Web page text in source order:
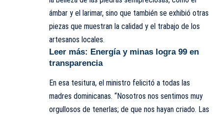
ámbar y el larimar, sino que también se exhibió otras
piezas que muestran la calidad y el trabajo de los
artesanos locales.
Leer más: Energía y minas logra 99 en
transparencia
En esa tesitura, el ministro felicitó a todas las
madres dominicanas. “Nosotros nos sentimos muy
orgullosos de tenerlas; de que nos hayan criado. Las